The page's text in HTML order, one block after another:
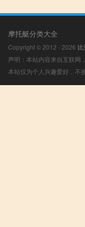
摩托艇分类大全
Copyright © 2012 - 2026
声明：本站内容来自互联网
本站仅为个人兴趣爱好，不